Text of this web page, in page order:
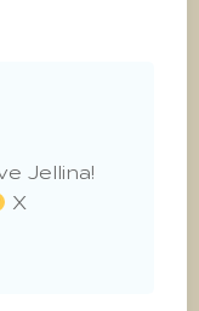
Jellina!
X